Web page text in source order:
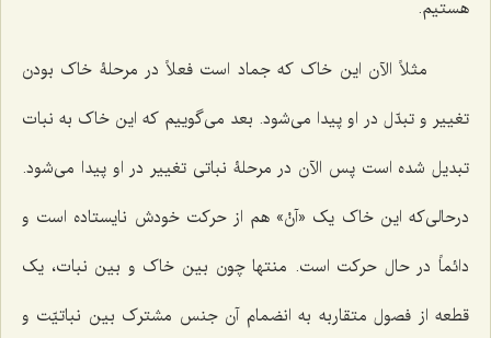
هستیم.
مثلاً الآن این خاک که جماد است فعلاً در مرحلۀ خاک بودن
تغییر و تبدّل در او پیدا می‌شود. بعد می‌گوییم که این خاک به نبات
تبدیل شده است پس الآن در مرحلۀ نباتی تغییر در او پیدا می‌شود.
درحالی‌که این خاک یک «آنْ» هم از حرکت خودش نایستاده است و
دائماً در حال حرکت است. منتها چون بین خاک و بین نبات، یک
قطعه از فصول متقاربه به انضمام آن جنس مشترک بین نباتیّت و